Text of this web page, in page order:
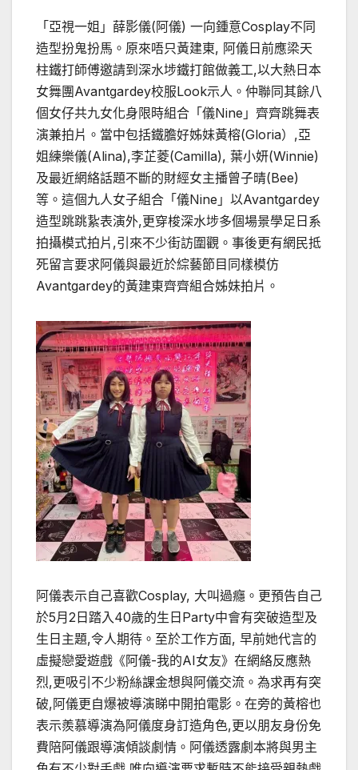
「亞視一姐」薛影儀(阿儀) 一向鍾意Cosplay不同
造型扮鬼扮馬。原來唔只黃建東, 阿儀日前應梁天
柱鐵打師傅邀請到深水埗鐵打館做義工,以大熱日本
女舞團Avantgardey校服Look示人。仲聯同其餘八
個女仔共九女化身限時組合「儀Nine」齊齊跳舞表
演兼拍片。當中包括鐵膽好姊妹黃榕(Gloria）,亞
姐練樂儀(Alina),李芷菱(Camilla), 葉小妍(Winnie)
及最近網絡話題不斷的財經女主播曾子晴(Bee)
等。這個九人女子組合「儀Nine」以Avantgardey
造型跳跳紥表演外,更穿梭深水埗多個場景學足日系
拍攝模式拍片,引來不少街訪圍觀。事後更有網民抵
死留言要求阿儀與最近於綜藝節目同樣模仿
Avantgardey的黃建東齊齊組合姊妹拍片。
阿儀表示自己喜歡Cosplay, 大叫過癮。更預告自己
於5月2日踏入40歲的生日Party中會有突破造型及
生日主題,令人期待。至於工作方面, 早前她代言的
虛擬戀愛遊戲《阿儀-我的AI女友》在網絡反應熱
烈,更吸引不少粉絲課金想與阿儀交流。為求再有突
破,阿儀更自爆被導演睇中開拍電影。在旁的黃榕也
表示羨慕導演為阿儀度身訂造角色,更以朋友身份免
費陪阿儀跟導演傾談劇情。阿儀透露劇本將與男主